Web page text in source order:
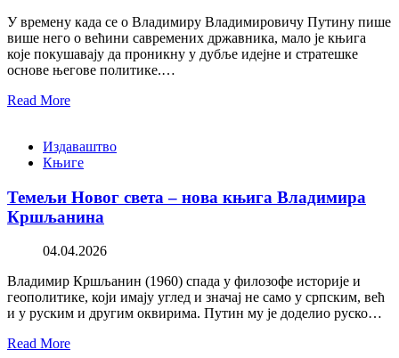
У времену када се о Владимиру Владимировичу Путину пише
више него о већини савремених државника, мало је књига
које покушавају да проникну у дубље идејне и стратешке
основе његове политике.…
Read More
Издаваштво
Књиге
Темељи Новог света – нова књига Владимира
Кршљанина
04.04.2026
Владимир Кршљанин (1960) спада у филозофе историје и
геополитике, који имају углед и значај не само у српским, већ
и у руским и другим оквирима. Путин му је доделио руско…
Read More